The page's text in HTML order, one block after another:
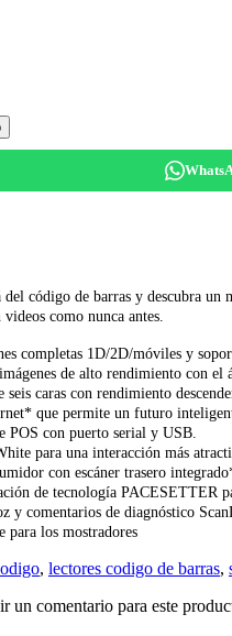
del código de barras y descubra
como nunca antes.
completas 1D/2D/móviles y
de alto rendimiento con el
seis caras con rendimiento
que permite un futuro
POS con puerto serial y USB.
para una interacción más
con escáner trasero
de tecnología PACESETTER
y comentarios de diagnóstico
para los mostradores
, lectores codigo de barras,
un comentario para este